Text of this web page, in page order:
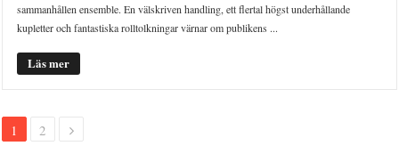
sammanhållen ensemble. En välskriven handling, ett flertal högst underhållande
kupletter och fantastiska rolltolkningar värnar om publikens ...
Läs mer
1 2